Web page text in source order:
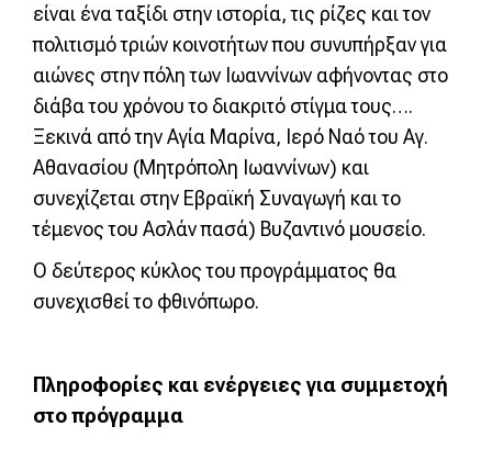
είναι ένα ταξίδι στην ιστορία, τις ρίζες και τον
πολιτισμό τριών κοινοτήτων που συνυπήρξαν για
αιώνες στην πόλη των Ιωαννίνων αφήνοντας στο
διάβα του χρόνου το διακριτό στίγμα τους….
Ξεκινά από την Αγία Μαρίνα, Ιερό Ναό του Αγ.
Αθανασίου (Μητρόπολη Ιωαννίνων) και
συνεχίζεται στην Εβραϊκή Συναγωγή και το
τέμενος του Ασλάν πασά) Βυζαντινό μουσείο.
Ο δεύτερος κύκλος του προγράμματος θα
συνεχισθεί το φθινόπωρο.
Πληροφορίες και ενέργειες για συμμετοχή
στο πρόγραμμα